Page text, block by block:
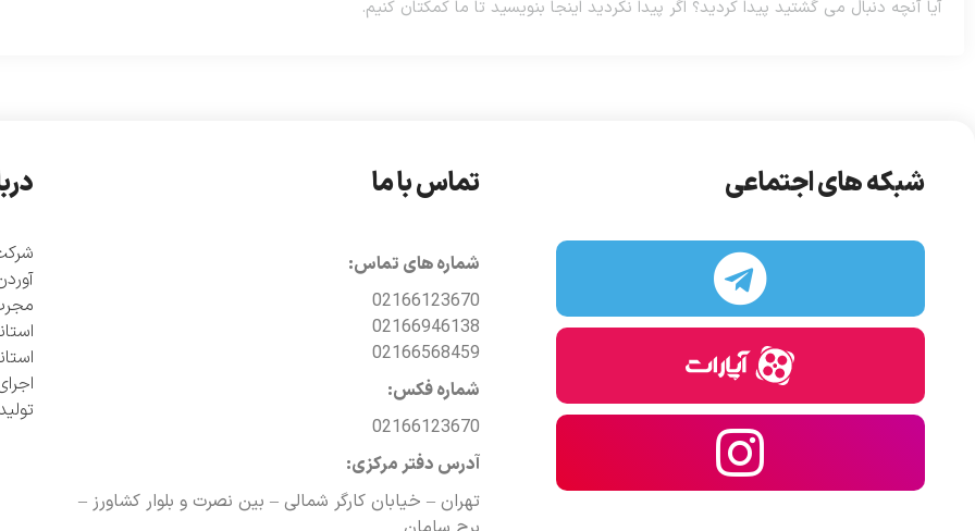
شبکه های اجتماعی تماس با ما
شماره های تماس:
02166123670
02166946138
02166568459
شماره فکس:
02166123670
آدرس دفتر مرکزی:
تهران – خیابان کارگر شمالی – بین نصرت و بلوار کشاورز –